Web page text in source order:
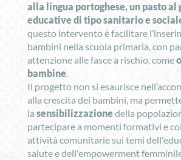
alla lingua portoghese, un pasto
educative di tipo sanitario e
questo intervento è facilitare
bambini nella scuola primaria, con
attenzione alle fasce a rischio, come
bambine.
Il progetto non si esaurisce
alla crescita dei bambini, ma
la sensibilizzazionedella
partecipare a momenti formativi e
attività comunitarie sui temi
salute e dell'empowerment